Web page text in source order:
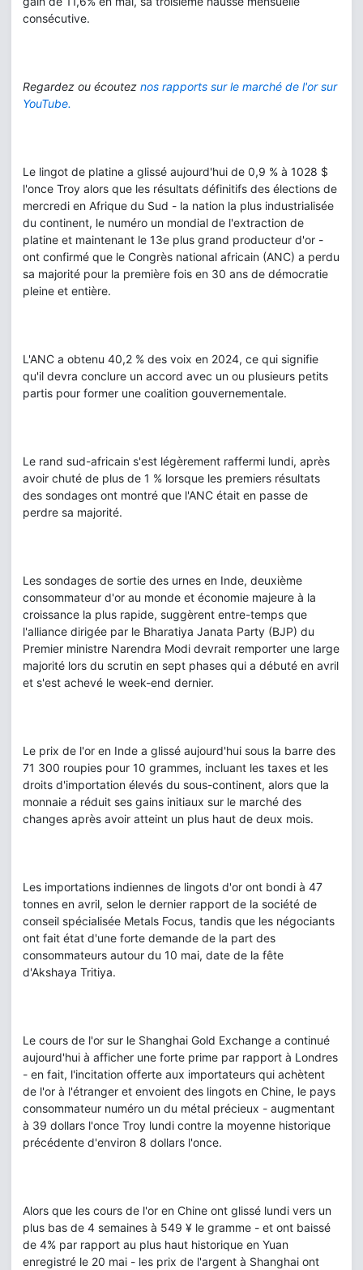
consécutive.
Regardez ou écoutez nos rapports sur le marché de l'or sur
YouTube.
Le lingot de platine a glissé aujourd'hui de 0,9 % à 1028 $
l'once Troy alors que les résultats définitifs des élections de
mercredi en Afrique du Sud - la nation la plus industrialisée
du continent, le numéro un mondial de l'extraction de
platine et maintenant le 13e plus grand producteur d'or -
ont confirmé que le Congrès national africain (ANC) a perdu
sa majorité pour la première fois en 30 ans de démocratie
pleine et entière.
L'ANC a obtenu 40,2 % des voix en 2024, ce qui signifie
qu'il devra conclure un accord avec un ou plusieurs petits
partis pour former une coalition gouvernementale.
Le rand sud-africain s'est légèrement raffermi lundi, après
avoir chuté de plus de 1 % lorsque les premiers résultats
des sondages ont montré que l'ANC était en passe de
perdre sa majorité.
Les sondages de sortie des urnes en Inde, deuxième
consommateur d'or au monde et économie majeure à la
croissance la plus rapide, suggèrent entre-temps que
l'alliance dirigée par le Bharatiya Janata Party (BJP) du
Premier ministre Narendra Modi devrait remporter une large
majorité lors du scrutin en sept phases qui a débuté en avril
et s'est achevé le week-end dernier.
Le prix de l'or en Inde a glissé aujourd'hui sous la barre des
71 300 roupies pour 10 grammes, incluant les taxes et les
droits d'importation élevés du sous-continent, alors que la
monnaie a réduit ses gains initiaux sur le marché des
changes après avoir atteint un plus haut de deux mois.
Les importations indiennes de lingots d'or ont bondi à 47
tonnes en avril, selon le dernier rapport de la société de
conseil spécialisée Metals Focus, tandis que les négociants
ont fait état d'une forte demande de la part des
consommateurs autour du 10 mai, date de la fête
d'Akshaya Tritiya.
Le cours de l'or sur le Shanghai Gold Exchange a continué
aujourd'hui à afficher une forte prime par rapport à Londres
- en fait, l'incitation offerte aux importateurs qui achètent
de l'or à l'étranger et envoient des lingots en Chine, le pays
consommateur numéro un du métal précieux - augmentant
à 39 dollars l'once Troy lundi contre la moyenne historique
précédente d'environ 8 dollars l'once.
Alors que les cours de l'or en Chine ont glissé lundi vers un
plus bas de 4 semaines à 549 ¥ le gramme - et ont baissé
de 4% par rapport au plus haut historique en Yuan
enregistré le 20 mai - les prix de l'argent à Shanghai ont